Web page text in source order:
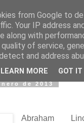
de 2013
Abraham
from Google to
Your IP address
along with
of service,
and address
LEARN MORE GOT IT